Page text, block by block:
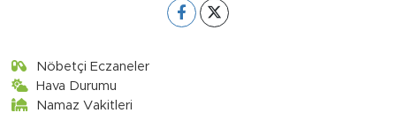
Nöbetçi Eczaneler
Hava Durumu
Namaz Vakitleri